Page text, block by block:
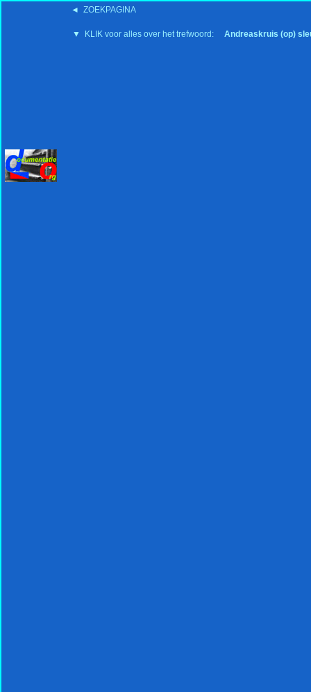
◄ ZOEKPAGINA
▼ KLIK voor alles over het trefwoord: Andreaskruis (op)
'15:19 19-2-2008